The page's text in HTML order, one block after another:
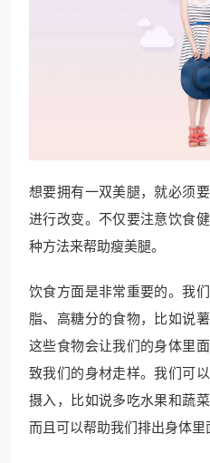
想要拥有一双美腿，就必须
进行改变。不仅要注意饮食
种方法来帮助瘦美腿。
饮食方面是非常重要的。我
脂、高糖分的食物，比如说
这些食物会让我们的身体里
致我们的身材走样。我们可
摄入，比如说多吃水果和蔬
而且可以帮助我们排出身体里